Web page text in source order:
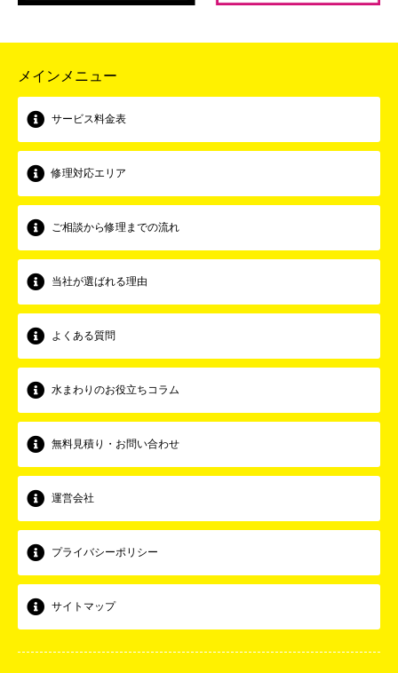
メインメニュー
サービス料金表
修理対応エリア
ご相談から修理までの流れ
当社が選ばれる理由
よくある質問
水まわりのお役立ちコラム
無料見積り・お問い合わせ
運営会社
プライバシーポリシー
サイトマップ